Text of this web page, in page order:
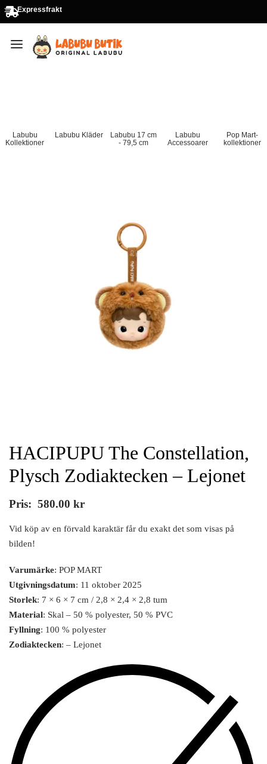
Expressfrakt
Labubu
Kollektioner
Labubu Kläder
Labubu 17 cm
- 79,5 cm
Labubu
Accessoarer
Pop Mart-
kollektioner
HACIPUPU The Constellation,
Plysch Zodiaktecken – Lejonet
Pris: 580.00 kr
Vid köp av en förvald karaktär får du exakt det som visas på
bilden!
Varumärke: POP MART
Utgivningsdatum: 11 oktober 2025
Storlek: 7 × 6 × 7 cm / 2,8 × 2,4 × 2,8 tum
Material: Skal – 50 % polyester, 50 % PVC
Fyllning: 100 % polyester
Zodiaktecken: – Lejonet